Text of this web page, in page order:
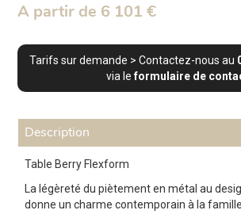
A partir de 6 101 €
Tarifs sur demande > Contactez-nous au
via leformulaire de
Description
Table Berry Flexform
La légèreté du piètement en métal au
donne un charme contemporain à la